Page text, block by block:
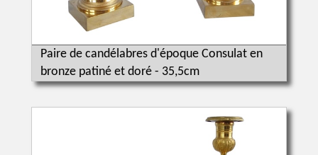
Paire de candélabres d'époque Consulat en
bronze patiné et doré - 35,5cm